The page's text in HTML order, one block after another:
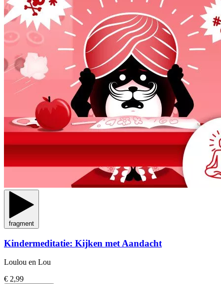
fragment
Kindermeditatie: Kijken met Aandacht
Loulou en Lou
€ 2,99